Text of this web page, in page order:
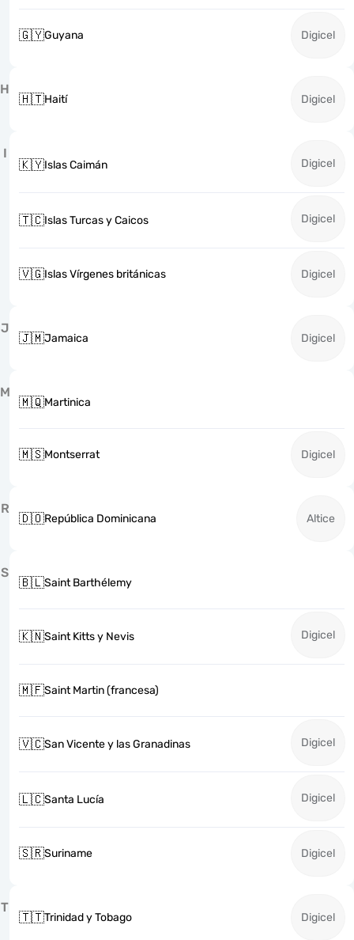
🇬🇾Guyana Digicel
H
🇭🇹Haití Digicel
I
🇰🇾Islas Caimán Digicel
🇹🇨Islas Turcas y Caicos Digicel
🇻🇬Islas Vírgenes británicas Digicel
J
🇯🇲Jamaica Digicel
M
🇲🇶Martinica
🇲🇸Montserrat Digicel
R
🇩🇴República Dominicana Altice
S
🇧🇱Saint Barthélemy
🇰🇳Saint Kitts y Nevis Digicel
🇲🇫Saint Martin (francesa)
🇻🇨San Vicente y las Granadinas Digicel
🇱🇨Santa Lucía Digicel
🇸🇷Suriname Digicel
T
🇹🇹Trinidad y Tobago Digicel